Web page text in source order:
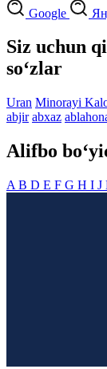
Google
Siz uchun
so‘zlar
Uran Minorayi
abjir abxaz
Alifbo
A B D E F G H I J